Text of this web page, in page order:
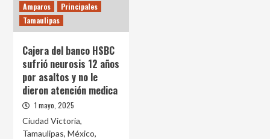
Amparos
Principales
Tamaulipas
Cajera del banco HSBC
sufrió neurosis 12 años
por asaltos y no le
dieron atención medica
1 mayo, 2025
Ciudad Victoria,
Tamaulipas, México,